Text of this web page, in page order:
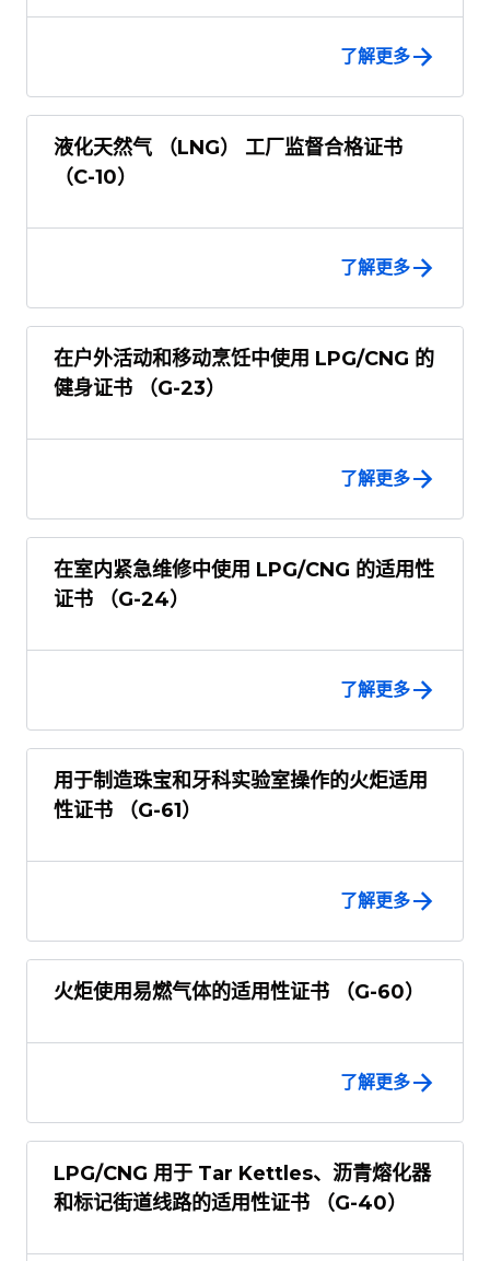
了解更多
液化天然气 （LNG） 工厂监督合格证书
（C-10）
了解更多
在户外活动和移动烹饪中使用 LPG/CNG 的
健身证书 （G-23）
了解更多
在室内紧急维修中使用 LPG/CNG 的适用性
证书 （G-24）
了解更多
用于制造珠宝和牙科实验室操作的火炬适用
性证书 （G-61）
了解更多
火炬使用易燃气体的适用性证书 （G-60）
了解更多
LPG/CNG 用于 Tar Kettles、沥青熔化器
和标记街道线路的适用性证书 （G-40）